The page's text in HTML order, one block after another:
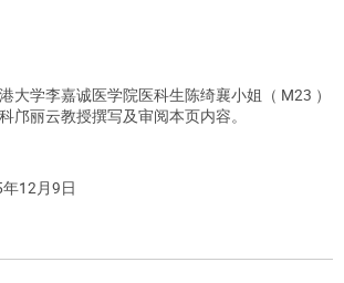
大学李嘉诚医学院医科生陈绮襄小姐（ M23 ）
邝丽云教授撰写及审阅本页内容。
12月9日